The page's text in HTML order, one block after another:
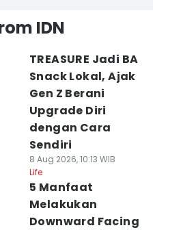
IDN
TREASURE Jadi BA
Snack Lokal, Ajak
Gen Z Berani
Upgrade Diri
dengan Cara
Sendiri
8 Aug 2026, 10:13 WIB
Life
5 Manfaat
Melakukan
Downward Facing